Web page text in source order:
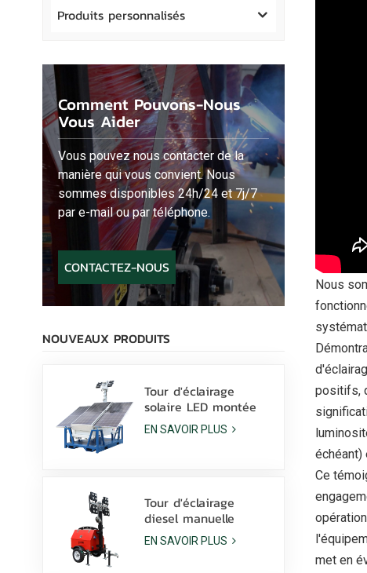
Produits personnalisés
Comment Pouvons-Nous
Vous Aider
Vous pouvez nous contacter de la
manière qui vous convient. Nous
sommes disponibles 24h/24 et 7j/7
par e-mail ou par téléphone.
CONTACTEZ-NOUS
NOUVEAUX PRODUITS
Tour d'éclairage
solaire LED montée
sur patins avec
lampes LED 400 W et
EN SAVOIR PLUS
Tour d'éclairage
diesel manuelle
compacte et
économique avec 4
EN SAVOIR PLUS
Nous
positifs,
Ce
met en